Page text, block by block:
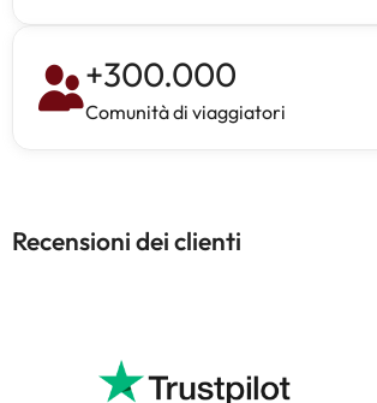
+300.000
Comunità di viaggiatori
Recensioni dei clienti